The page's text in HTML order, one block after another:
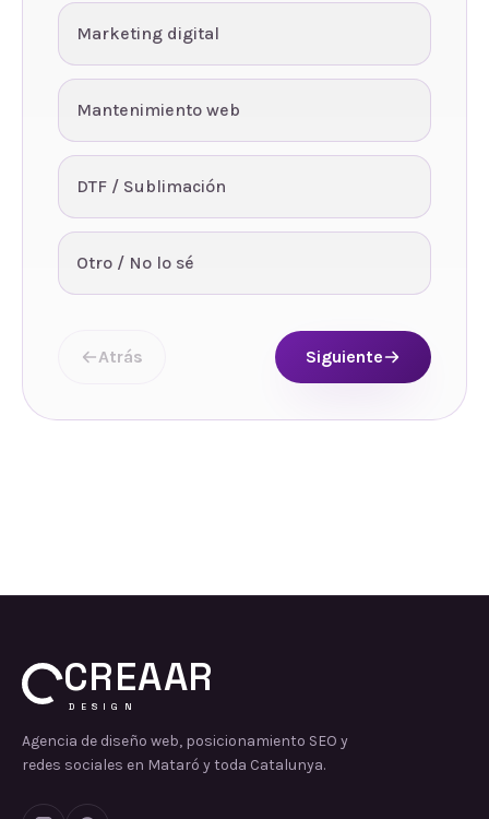
Marketing digital
Mantenimiento web
DTF / Sublimación
Otro / No lo sé
Atrás Siguiente
CREAAR
DESIGN
Agencia de diseño web, posicionamiento SEO y
redes sociales en Mataró y toda Catalunya.